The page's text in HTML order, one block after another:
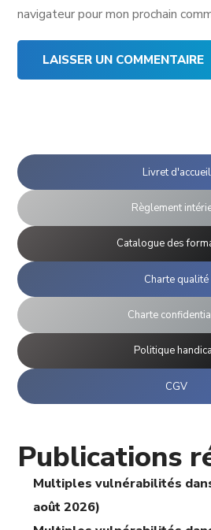
navigateur pour mon prochain
Livret d'accueil
Règlement
Catalogue des
Charte qualité
Charte
Politique
CGV
Publications
Multiples vulnérabilités
août 2026)